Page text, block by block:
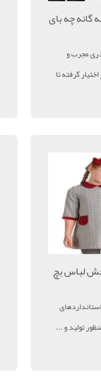
چه بای
مجرب و
گرفته تا
لباس بچ
تولید و ...